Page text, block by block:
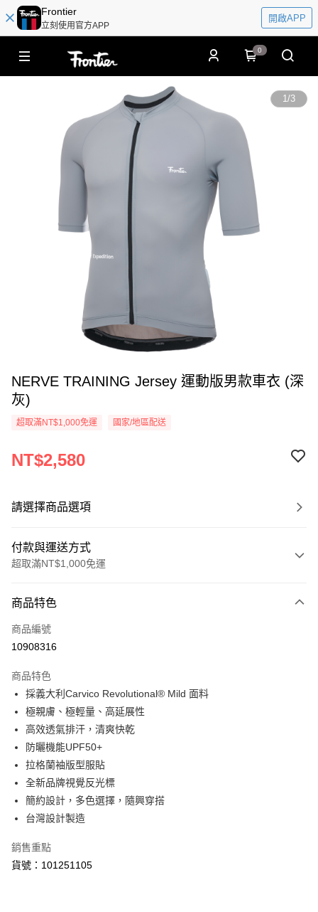
Frontier
立刻使用官方APP
開啟APP
0
1/3
NERVE TRAINING Jersey 運動版男款車衣 (深
灰)
超取滿NT$1,000免運 國家/地區配送
NT$2,580
請選擇商品選項
付款與運送方式
超取滿NT$1,000免運
信用卡一次付款
LINE Pay
街口支付
悠遊付
Google Pay
全盈+PAY
ATM付款
【付款後全家取貨】急件勿使用超取
每筆NT$60，滿NT$1,000(含以上)免運費
商品特色
商品編號
10908316
商品特色
採義大利Carvico Revolutional® Mild 面料
極親膚、極輕量、高延展性
高效透氣排汗，清爽快乾
防曬機能UPF50+
拉格蘭袖版型服貼
全新品牌視覺反光標
簡約設計，多色選擇，隨興穿搭
台灣設計製造
銷售重點
貨號：101251105